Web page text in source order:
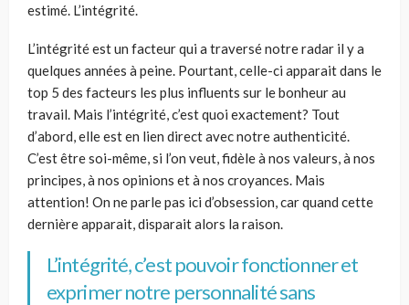
estimé. L’intégrité.
L’intégrité est un facteur qui a traversé notre radar il y a
quelques années à peine. Pourtant, celle-ci apparait dans le
top 5 des facteurs les plus influents sur le bonheur au
travail. Mais l’intégrité, c’est quoi exactement? Tout
d’abord, elle est en lien direct avec notre authenticité.
C’est être soi-même, si l’on veut, fidèle à nos valeurs, à nos
principes, à nos opinions et à nos croyances. Mais
attention! On ne parle pas ici d’obsession, car quand cette
dernière apparait, disparait alors la raison.
L’intégrité, c’est pouvoir fonctionner et
exprimer notre personnalité sans